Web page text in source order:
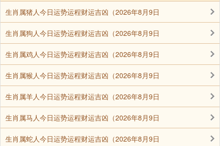
生肖属猪人今日运势运程财运吉凶（2026年8月9日
生肖属狗人今日运势运程财运吉凶（2026年8月9日
生肖属鸡人今日运势运程财运吉凶（2026年8月9日
生肖属猴人今日运势运程财运吉凶（2026年8月9日
生肖属羊人今日运势运程财运吉凶（2026年8月9日
生肖属马人今日运势运程财运吉凶（2026年8月9日
生肖属蛇人今日运势运程财运吉凶（2026年8月9日